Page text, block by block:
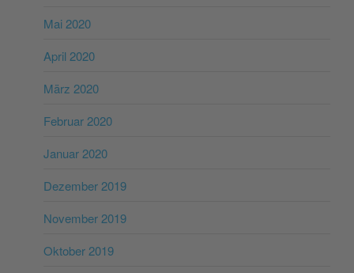
Mai 2020
April 2020
März 2020
Februar 2020
Januar 2020
Dezember 2019
November 2019
Oktober 2019